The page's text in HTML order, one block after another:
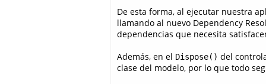
De esta forma, al ejecutar nuestra
llamando al nuevo Dependency
dependencias que necesita
Además, en el Dispose() del
clase del modelo, por lo que todo